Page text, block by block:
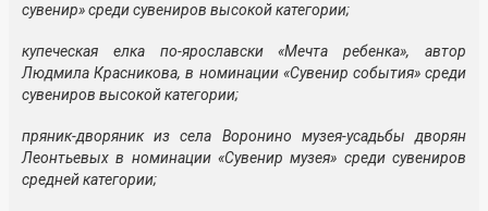
сувенир» среди сувениров высокой категории;
купеческая елка по-ярославски «Мечта ребенка», автор
Людмила Красникова, в номинации «Сувенир события» среди
сувениров высокой категории;
пряник-дворяник из села Воронино музея-усадьбы дворян
Леонтьевых в номинации «Сувенир музея» среди сувениров
средней категории;